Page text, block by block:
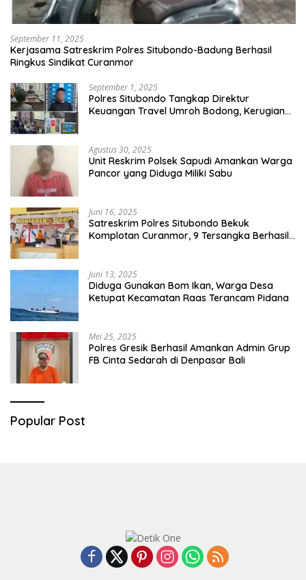
September 11, 2025
Kerjasama Satreskrim Polres Situbondo-Badung Berhasil
Ringkus Sindikat Curanmor
September 1, 2025
Polres Situbondo Tangkap Direktur
Keuangan Travel Umroh Bodong, Kerugian
Agustus 30, 2025
Unit Reskrim Polsek Sapudi Amankan Warga
Pancor yang Diduga Miliki Sabu
Juni 16, 2025
Satreskrim Polres Situbondo Bekuk
Komplotan Curanmor, 9 Tersangka Berhasil
Juni 13, 2025
Diduga Gunakan Bom Ikan, Warga Desa
Ketupat Kecamatan Raas Terancam Pidana
Mei 25, 2025
Polres Gresik Berhasil Amankan Admin Grup
FB Cinta Sedarah di Denpasar Bali
Popular Post